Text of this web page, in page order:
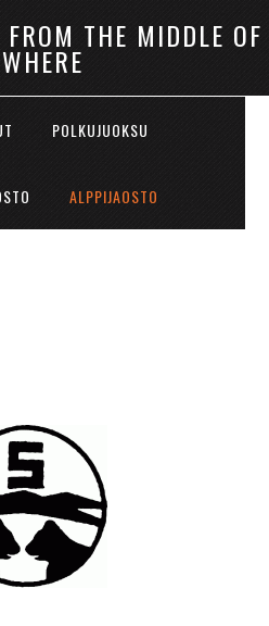
THE MIDDLE OF
POLKUJUOKSU
ALPPIJAOSTO